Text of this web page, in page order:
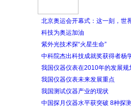
北京奥运会开幕式：这一刻，世
科技为奥运加油
紫外光技术探“火星生命”
中科院杰出科技成就奖获得者杨
我国仪器仪表在2010年的发展规
我国仪器仪表未来发展重点
我国测试仪器产业的现状
中国探月仪器水平获突破 8种探